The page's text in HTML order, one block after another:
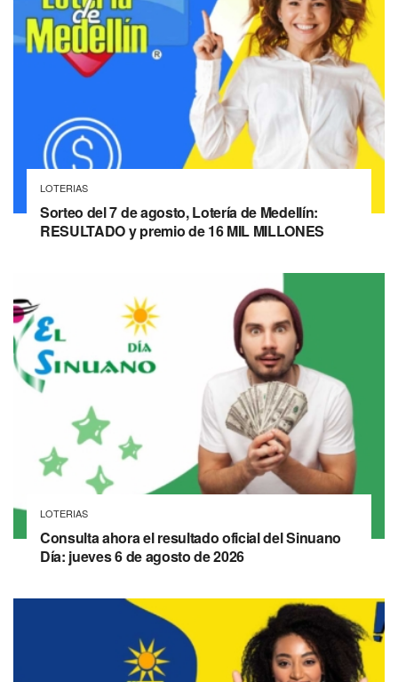
LOTERIAS
Sorteo del 7 de agosto, Lotería de Medellín:
RESULTADO y premio de 16 MIL MILLONES
LOTERIAS
Consulta ahora el resultado oficial del Sinuano
Día: jueves 6 de agosto de 2026